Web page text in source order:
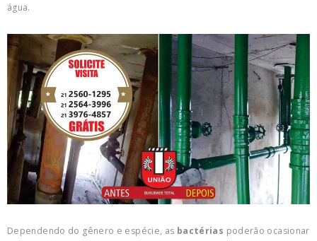
água.
Dependendo do gênero e espécie, as bactérias poderão ocasionar